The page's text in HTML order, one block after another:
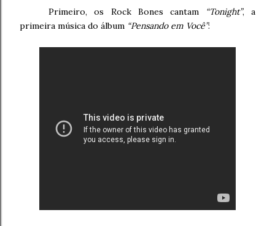
Primeiro, os Rock Bones cantam “Tonight”, a
primeira música do álbum “Pensando em Você”: